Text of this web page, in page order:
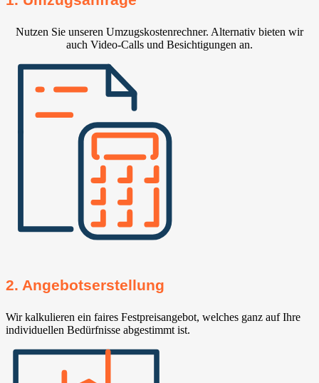
Nutzen Sie unseren Umzugskostenrechner. Alternativ bieten wir
auch Video-Calls und Besichtigungen an.
2. Angebotserstellung
Wir kalkulieren ein faires Festpreisangebot, welches ganz auf Ihre
individuellen Bedürfnisse abgestimmt ist.